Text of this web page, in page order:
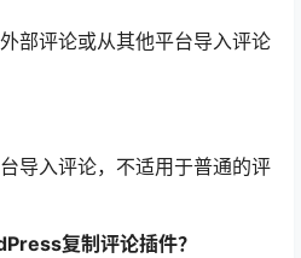
部评论或从其他平台导入评论
导入评论，不适用于普通的评
复制评论插件？